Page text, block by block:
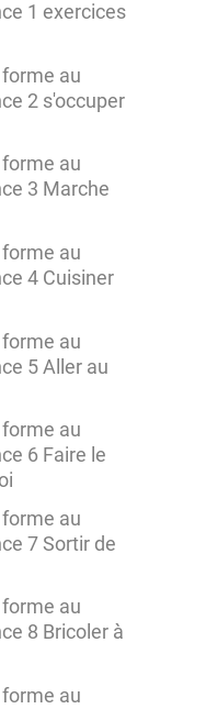
1 exercices
au
2 s'occuper
au
3 Marche
au
4 Cuisiner
au
5 Aller au
au
6 Faire le
au
7 Sortir de
au
8 Bricoler à
au